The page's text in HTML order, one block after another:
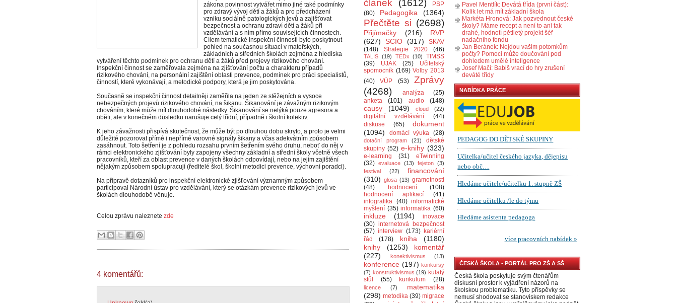
zákona povinnost vytvářet mimo jiné také podmínky
pro zdravý vývoj dětí a žáků a pro předcházení
vzniku sociálně patologických jevů a zajišťovat
bezpečnost a ochranu zdraví dětí a žáků při
vzdělávání a s ním přímo souvisejících činnostech.
Cílem tematické inspekční činnosti bylo poskytnout
pohled na současnou situaci v mateřských,
základních a středních školách zejména z hlediska
vytváření těchto podmínek pro ochranu dětí a žáků před projevy rizikového chování.
Inspekční činnost se zaměřovala zejména na zjišťování počtu a charakteru případů
rizikového chování, na personální zajištění oblasti prevence, podmínek pro práci specialistů,
činností, které vykonávají, a metodické podpory, která je jim poskytována.
Současně se inspekční činnost detailněji zaměřila na jeden ze stěžejních a vysoce
nebezpečných projevů rizikového chování, na šikanu. Šikanování je závažným rizikovým
chováním, které může mít dlouhodobé následky. Šikanování se netýká pouze agresora a
oběti, ale v konečném důsledku narušuje celý třídní, případně i školní kolektiv.
K jeho závažnosti přispívá skutečnost, že může být po dlouhou dobu skryto, a proto je velmi
důležité pozorovat přímé i nepřímé varovné signály šikany a včas adekvátním způsobem
zasáhnout. Toto šetření je z pohledu rozsahu prvním šetřením svého druhu, neboť do něj v
rámci elektronického zjišťování byly zapojeny všechny základní a střední školy včetně všech
pracovníků, kteří za oblast prevence v daných školách odpovídají, nebo na jejím zajištění
nějakým způsobem spolupracují (ředitelé škol, školní metodici prevence, výchovní poradci).
Na přípravě dotazníků pro inspekční elektronické zjišťování významným způsobem
participoval Národní ústav pro vzdělávání, který se otázkám prevence rizikových jevů ve
školách dlouhodobě věnuje.
Celou zprávu naleznete zde
4 komentářů:
článek
(1612)
PSP
(80)
Pedagogika (1364)
Přečtěte si (2698)
Přijímačky (216)
RVP
(627)
SCIO (317)
SKAV
(148)
Strategie 2020 (46)
TALIS (19) TEDx (10)
TIMSS
(39)
UJAK (25)
Učitelský
spomocník (169) Volby 2013
(40)
VÚP (53)
Zprávy
(4268)
analýza
(25)
anketa
(101) audio (148)
causy (1049) cloud (22)
digitální vzdělávání
(44)
diskuse
(65)
dokument
(1094)
domácí výuka (28)
dotační program (21)
dětské
skupiny (52) e-knihy (323)
e-learning (31)
eTwinning
(32) evaluace (13) fejeton (3)
festival
(22)
financování
(310) glosa (13) gramotnosti
(48)
hodnocení
(108)
hodnocení aplikací
(41)
infografika (40) informatické
myšlení (35) informatika (60)
inkluze (1194)
inovace
(30) internetová bezpečnost
(57) interview (173) kariérní
řád
(178) kniha
(1180)
knihy
(1253)
komentář
(227)
konektivismus (13)
konference (197) konkursy
(7) konstruktivismus (19) kulatý
stůl
(55) kurikulum (28)
licence (7)
matematika
(298) metodika (39) migrace
Pavel Mentlík: Devátá třída (první část):
Kolik let má mít základní škola
Markéta Hronová: Jak pozvednout české
školy? Máme recept a není to ani tak
drahé, hodnotí pětiletý projekt šéf
nadačního fondu
Jan Beránek: Nejdou vašim potomkům
počty? Pomoci může doučování pod
dohledem umělé inteligence
Josef Mačí: Babiš vrací do hry zrušení
deváté třídy
NABÍDKA PRÁCE
ČESKÁ ŠKOLA - PORTÁL PRO ZŠ A SŠ
Česká škola poskytuje svým čtenářům
diskusní prostor k vyjádření názorů na
školskou problematiku. Tyto příspěvky se
nemusí shodovat se stanoviskem redakce